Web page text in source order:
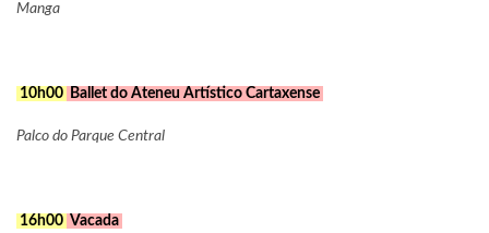
Manga
10h00 Ballet do Ateneu Artístico Cartaxense
Palco do Parque Central
16h00 Vacada